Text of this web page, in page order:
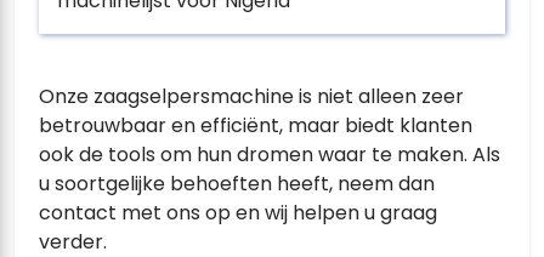
Onze zaagselpersmachine is niet alleen zeer
betrouwbaar en efficiënt, maar biedt klanten
ook de tools om hun dromen waar te maken. Als
u soortgelijke behoeften heeft, neem dan
contact met ons op en wij helpen u graag
verder.